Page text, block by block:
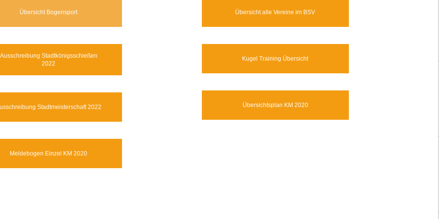
Übersicht Bogensport
Ausschreibung Stadtkönigsschießen
2022
Stadtmeisterschaft 2022
Meldebogen Einzel KM 2020
Übersicht alle Vereine im BSV
Kugel Training Übersicht
Übersichtsplan KM 2020